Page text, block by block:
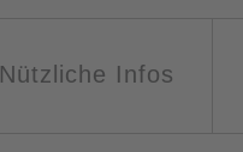
Nützliche Infos